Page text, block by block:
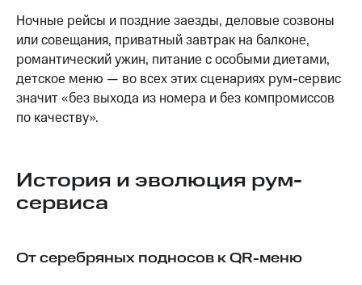
Ночные рейсы и поздние заезды, деловые созвоны
или совещания, приватный завтрак на балконе,
романтический ужин, питание с особыми диетами,
детское меню — во всех этих сценариях рум-сервис
значит «без выхода из номера и без компромиссов
по качеству».
История и эволюция рум-
сервиса
От серебряных подносов к QR-меню